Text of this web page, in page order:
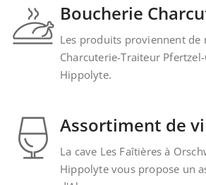
Boucherie
Les produits proviennent de
Charcuterie-Traiteur
Hippolyte.
Assortiment de
La cave Les Faîtières à
Hippolyte vous propose un